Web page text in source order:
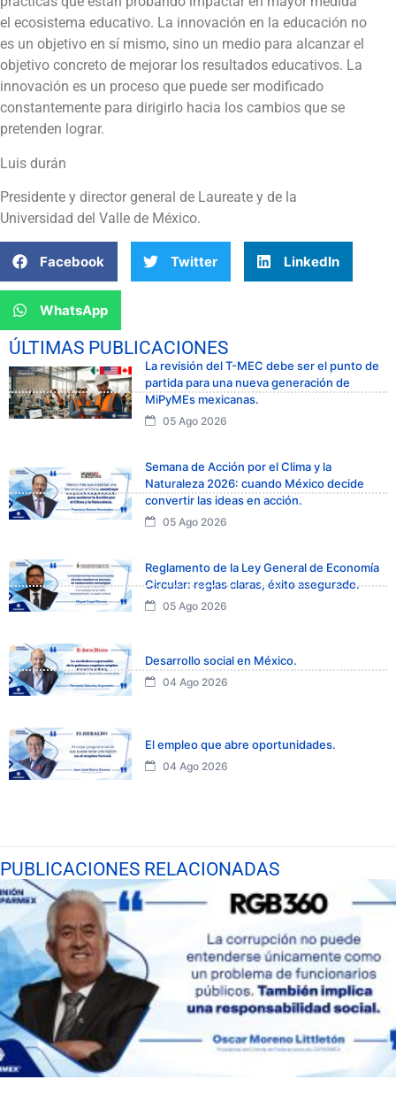
el ecosistema educativo. La innovación en la educación no
es un objetivo en sí mismo, sino un medio para alcanzar el
objetivo concreto de mejorar los resultados educativos. La
innovación es un proceso que puede ser modificado
constantemente para dirigirlo hacia los cambios que se
pretenden lograr.
Luis durán
Presidente y director general de Laureate y de la
Universidad del Valle de México.
Facebook Twitter LinkedIn
WhatsApp
ÚLTIMAS PUBLICACIONES
La revisión del T-MEC debe ser el punto de
partida para una nueva generación de
MiPyMEs mexicanas.
05 Ago 2026
Semana de Acción por el Clima y la
Naturaleza 2026: cuando México decide
convertir las ideas en acción.
05 Ago 2026
Reglamento de la Ley General de Economía
Circular: reglas claras, éxito asegurado.
05 Ago 2026
Desarrollo social en México.
04 Ago 2026
El empleo que abre oportunidades.
04 Ago 2026
PUBLICACIONES RELACIONADAS